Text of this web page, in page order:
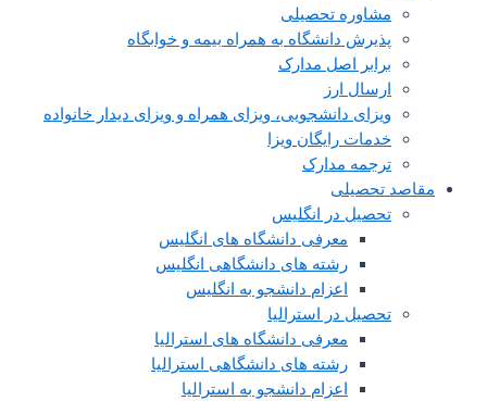
مشاوره تحصیلی
پذیرش دانشگاه به همراه بیمه و خوابگاه
برابر اصل مدارک
ارسال ارز
ویزای دانشجویی، ویزای همراه و ویزای دیدار خانواده
خدمات رایگان ویزا
ترجمه مدارک
مقاصد تحصیلی
تحصیل در انگلیس
معرفی دانشگاه های انگلیس
رشته های دانشگاهی انگلیس
اعزام دانشجو به انگلیس
تحصیل در استرالیا
معرفی دانشگاه های استرالیا
رشته های دانشگاهی استرالیا
اعزام دانشجو به استرالیا